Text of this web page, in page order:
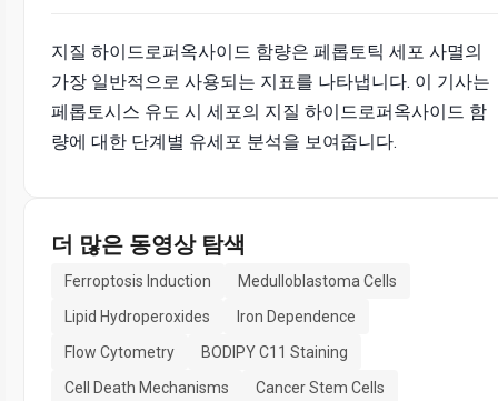
지질 하이드로퍼옥사이드 함량은 페롭토틱 세포 사멸의
가장 일반적으로 사용되는 지표를 나타냅니다. 이 기사는
페롭토시스 유도 시 세포의 지질 하이드로퍼옥사이드 함
량에 대한 단계별 유세포 분석을 보여줍니다.
더 많은 동영상 탐색
Ferroptosis Induction
Medulloblastoma Cells
Lipid Hydroperoxides
Iron Dependence
Flow Cytometry
BODIPY C11 Staining
Cell Death Mechanisms
Cancer Stem Cells